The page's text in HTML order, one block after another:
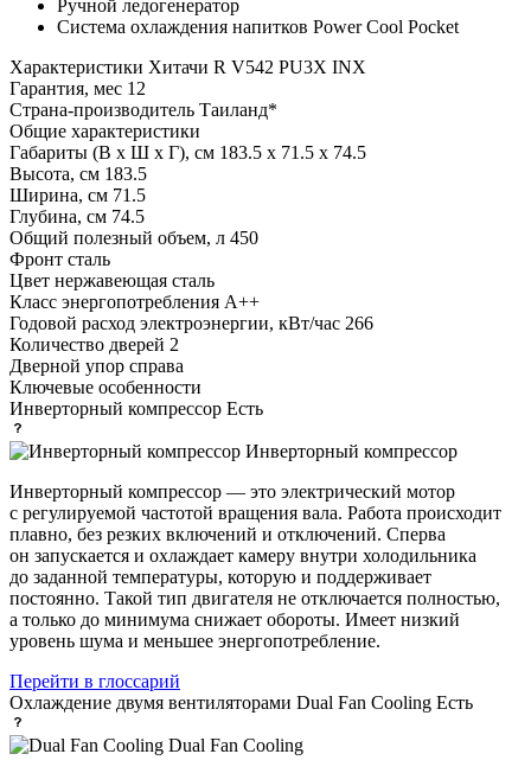
Ручной ледогенератор
Система охлаждения напитков Power Cool Pocket
Характеристики Хитачи R V542 PU3X INX
Гарантия, мес 12
Страна-производитель Таиланд*
Общие характеристики
Габариты (В х Ш х Г), см 183.5 х 71.5 х 74.5
Высота, см 183.5
Ширина, см 71.5
Глубина, см 74.5
Общий полезный объем, л 450
Фронт сталь
Цвет нержавеющая сталь
Класс энергопотребления A++
Годовой расход электроэнергии, кВт/час 266
Количество дверей 2
Дверной упор справа
Ключевые особенности
Инверторный компрессор Есть
Инверторный компрессор
Инверторный компрессор — это электрический мотор
с регулируемой частотой вращения вала. Работа происходит
плавно, без резких включений и отключений. Сперва
он запускается и охлаждает камеру внутри холодильника
до заданной температуры, которую и поддерживает
постоянно. Такой тип двигателя не отключается полностью,
а только до минимума снижает обороты. Имеет низкий
уровень шума и меньшее энергопотребление.
Перейти в глоссарий
Охлаждение двумя вентиляторами Dual Fan Cooling Есть
Dual Fan Cooling